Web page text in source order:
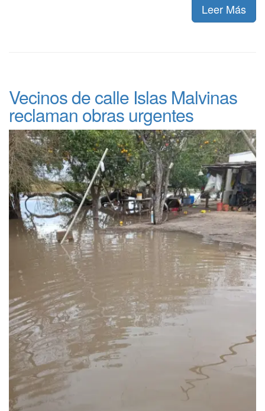
Leer Más
Vecinos de calle Islas Malvinas
reclaman obras urgentes